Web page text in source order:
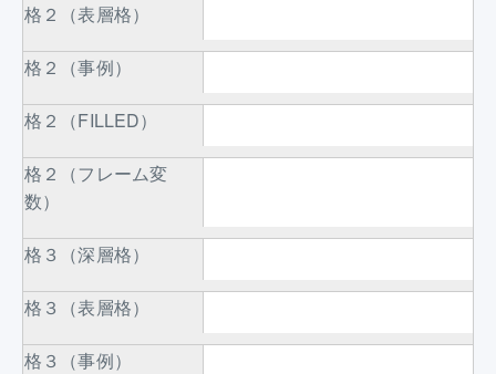
格２（表層格）
格２（事例）
格２（FILLED）
格２（フレーム変
数）
格３（深層格）
格３（表層格）
格３（事例）